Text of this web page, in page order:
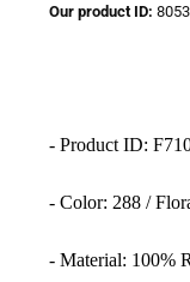
Our product ID:
- Product ID:
- Color: 288 /
- Material: 100%